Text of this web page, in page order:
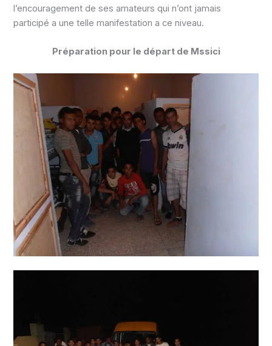
l’encouragement de ses amateurs qui n’ont jamais
participé a une telle manifestation a ce niveau.
Préparation pour le départ de Mssici